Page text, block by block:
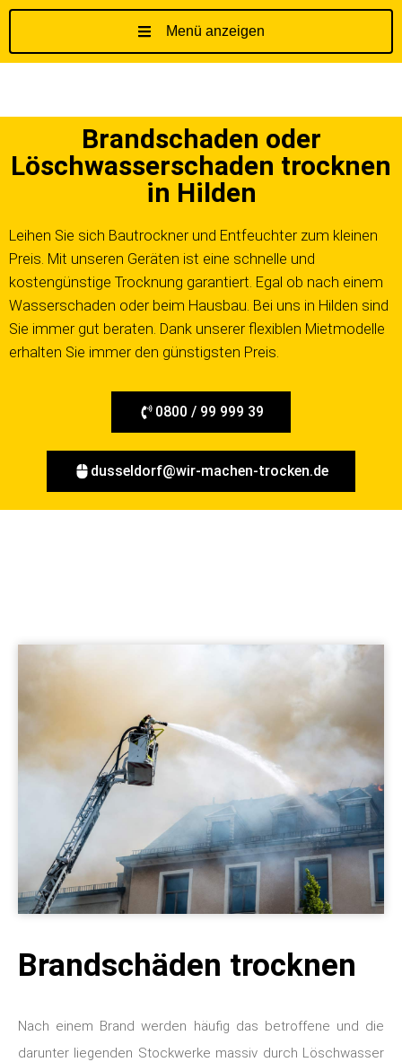
h
a
s
p
r
i
n
g
Menü anzeigen
Brandschaden oder
Löschwasserschaden trocknen
in Hilden
Leihen Sie sich Bautrockner und Entfeuchter zum kleinen
Preis. Mit unseren Geräten ist eine schnelle und
kostengünstige Trocknung garantiert. Egal ob nach einem
Wasserschaden oder beim Hausbau. Bei uns in Hilden sind
Sie immer gut beraten. Dank unserer flexiblen Mietmodelle
erhalten Sie immer den günstigsten Preis.
0800 / 99 999 39
dusseldorf@wir-machen-trocken.de
Brandschäden trocknen
Nach einem Brand werden häufig das betroffene und die
darunter liegenden Stockwerke massiv durch Löschwasser